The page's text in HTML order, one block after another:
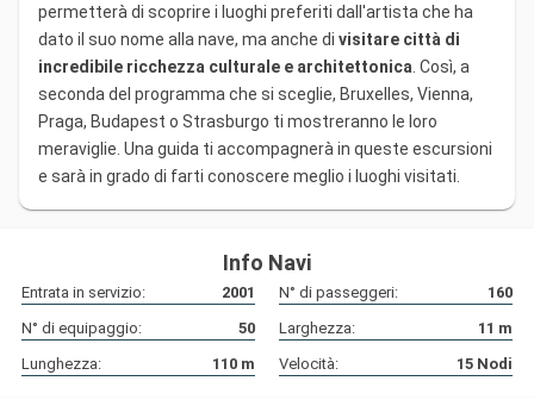
permetterà di scoprire i luoghi preferiti dall'artista che ha
dato il suo nome alla nave, ma anche di visitare città di
incredibile ricchezza culturale e architettonica . Così, a
seconda del programma che si sceglie, Bruxelles, Vienna,
Praga, Budapest o Strasburgo ti mostreranno le loro
meraviglie. Una guida ti accompagnerà in queste escursioni
e sarà in grado di farti conoscere meglio i luoghi visitati.
Info Navi
Entrata in servizio: 2001 N° di passeggeri:
160
N° di equipaggio:
50 Larghezza: 11 m
Lunghezza:
110 m Velocità: 15 Nodi